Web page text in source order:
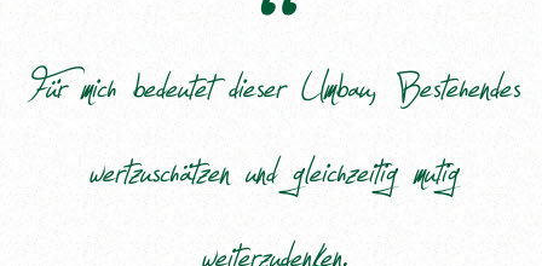
Für mich bedeutet dieser Umbau, Bestehendes
wertzuschätzen und gleichzeitig mutig